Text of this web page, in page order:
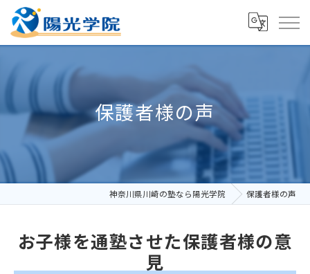
保護者様の声
神奈川県川崎の塾なら陽光学院 保護者様の声
お子様を通塾させた保護者様の意
見